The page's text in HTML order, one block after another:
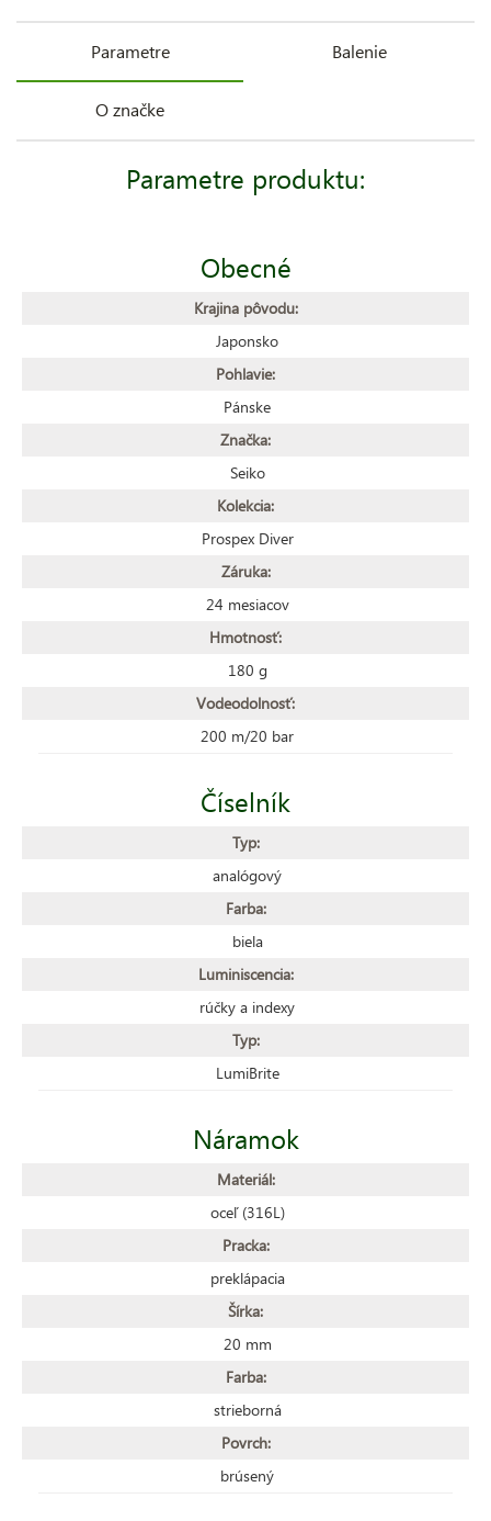
Parametre Balenie
O značke
Parametre produktu:
Obecné
Krajina pôvodu:
Japonsko
Pohlavie:
Pánske
Značka:
Seiko
Kolekcia:
Prospex Diver
Záruka:
24 mesiacov
Hmotnosť:
180 g
Vodeodolnosť:
200 m/20 bar
Číselník
Typ:
analógový
Farba:
biela
Luminiscencia:
rúčky a indexy
Typ:
LumiBrite
Náramok
Materiál:
oceľ (316L)
Pracka:
preklápacia
Šírka:
20 mm
Farba:
strieborná
Povrch:
brúsený